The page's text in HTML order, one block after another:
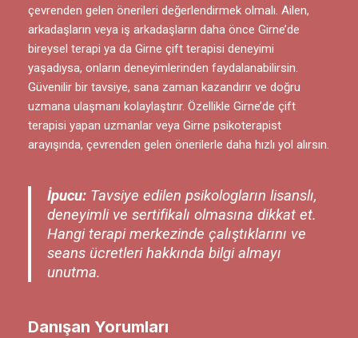
çevrenden gelen önerileri değerlendirmek olmalı. Ailen,
arkadaşların veya iş arkadaşların daha önce Girne’de
bireysel terapi ya da Girne çift terapisi deneyimi
yaşadıysa, onların deneyimlerinden faydalanabilirsin.
Güvenilir bir tavsiye, sana zaman kazandırır ve doğru
uzmana ulaşmanı kolaylaştırır. Özellikle Girne’de çift
terapisi yapan uzmanlar veya Girne psikoterapist
arayışında, çevrenden gelen önerilerle daha hızlı yol alırsın.
İpucu: Tavsiye edilen psikologların lisanslı,
deneyimli ve sertifikalı olmasına dikkat et.
Hangi terapi merkezinde çalıştıklarını ve
seans ücretleri hakkında bilgi almayı
unutma.
Danışan Yorumları